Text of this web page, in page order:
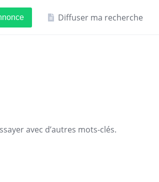
Diffuser ma recherche
avec d’autres mots-clés.